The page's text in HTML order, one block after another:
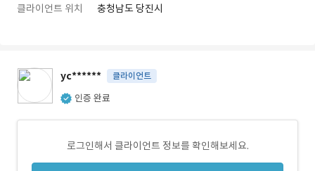
클라이언트 위치 충청남도 당진시
yc****** 클라이언트
인증 완료
로그인해서 클라이언트 정보를 확인해보세요.